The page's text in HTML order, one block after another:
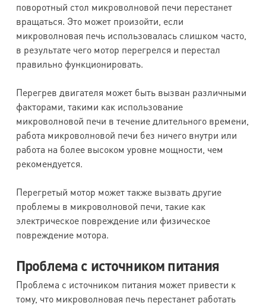
поворотный стол микроволновой печи перестанет
вращаться. Это может произойти, если
микроволновая печь использовалась слишком часто,
в результате чего мотор перегрелся и перестал
правильно функционировать.
Перегрев двигателя может быть вызван различными
факторами, такими как использование
микроволновой печи в течение длительного времени,
работа микроволновой печи без ничего внутри или
работа на более высоком уровне мощности, чем
рекомендуется.
Перегретый мотор может также вызвать другие
проблемы в микроволновой печи, такие как
электрическое повреждение или физическое
повреждение мотора.
Проблема с источником питания
Проблема с источником питания может привести к
тому, что микроволновая печь перестанет работать